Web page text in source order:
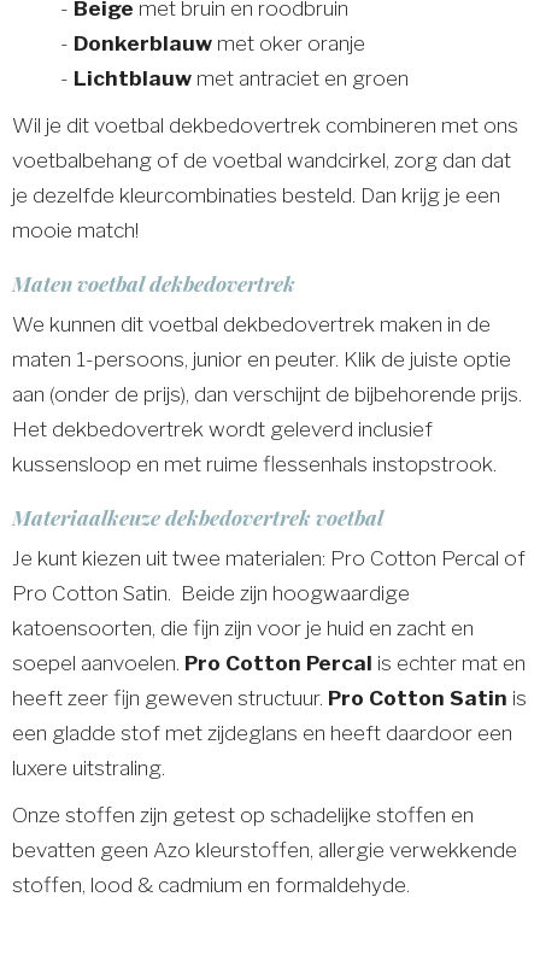
- Beige met bruin en roodbruin
- Donkerblauw met oker oranje
- Lichtblauw met antraciet en groen
Wil je dit voetbal dekbedovertrek combineren met ons
voetbalbehang of de voetbal wandcirkel, zorg dan dat
je dezelfde kleurcombinaties besteld. Dan krijg je een
mooie match!
Maten voetbal dekbedovertrek
We kunnen dit voetbal dekbedovertrek maken in de
maten 1-persoons, junior en peuter. Klik de juiste optie
aan (onder de prijs), dan verschijnt de bijbehorende prijs.
Het dekbedovertrek wordt geleverd inclusief
kussensloop en met ruime flessenhals instopstrook.
Materiaalkeuze dekbedovertrek voetbal
Je kunt kiezen uit twee materialen: Pro Cotton Percal of
Pro Cotton Satin. Beide zijn hoogwaardige
katoensoorten, die fijn zijn voor je huid en zacht en
soepel aanvoelen. Pro Cotton Percal is echter mat en
heeft zeer fijn geweven structuur. Pro Cotton Satin is
een gladde stof met zijdeglans en heeft daardoor een
luxere uitstraling.
Onze stoffen zijn getest op schadelijke stoffen en
bevatten geen Azo kleurstoffen, allergie verwekkende
stoffen, lood & cadmium en formaldehyde.